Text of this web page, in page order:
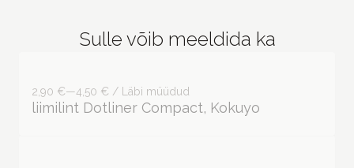
Sulle võib meeldida ka
2,90 €—4,50 € / Läbi müüdud
liimilint Dotliner Compact, Kokuyo